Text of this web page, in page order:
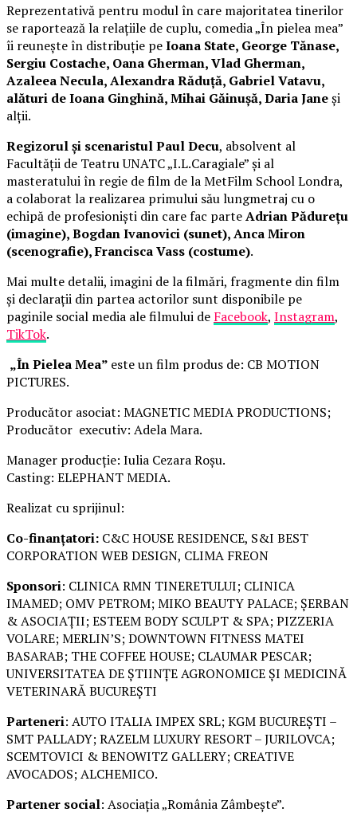
Reprezentativă pentru modul în care majoritatea tinerilor
se raportează la relațiile de cuplu, comedia „În pielea mea”
îi reunește în distribuție peIoana State, George Tănase,
Sergiu Costache, Oana Gherman, Vlad Gherman,
Azaleea Necula, Alexandra Răduță, Gabriel Vatavu,
alături de Ioana Ginghină, Mihai Găinușă, Daria Janeși
alții.
Regizorul și scenaristul Paul Decu, absolvent al
Facultății de Teatru UNATC „I.L.Caragiale” și al
masteratului în regie de film de la MetFilm School Londra,
a colaborat la realizarea primului său lungmetraj cu o
echipă de profesioniști din care fac parteAdrian Pădurețu
(imagine), Bogdan Ivanovici (sunet), Anca Miron
(scenografie), Francisca Vass (costume).
Mai multe detalii, imagini de la filmări, fragmente din film
și declarații din partea actorilor sunt disponibile pe
paginile social media ale filmului de Facebook, Instagram,
TikTok.
„În Pielea Mea” este un film produs de: CB MOTION
PICTURES.
Producător asociat: MAGNETIC MEDIA PRODUCTIONS;
Producător executiv: Adela Mara.
Manager producție: Iulia Cezara Roșu.
Casting: ELEPHANT MEDIA.
Realizat cu sprijinul:
Co-finanțatori: C&C HOUSE RESIDENCE, S&I BEST
CORPORATION WEB DESIGN, CLIMA FREON
Sponsori: CLINICA RMN TINERETULUI; CLINICA
IMAMED; OMV PETROM; MIKO BEAUTY PALACE; ȘERBAN
& ASOCIAȚII; ESTEEM BODY SCULPT & SPA; PIZZERIA
VOLARE; MERLIN’S; DOWNTOWN FITNESS MATEI
BASARAB; THE COFFEE HOUSE; CLAUMAR PESCAR;
UNIVERSITATEA DE ȘTIINȚE AGRONOMICE ȘI MEDICINĂ
VETERINARĂ BUCUREȘTI
Parteneri: AUTO ITALIA IMPEX SRL; KGM BUCUREȘTI –
SMT PALLADY; RAZELM LUXURY RESORT – JURILOVCA;
SCEMTOVICI & BENOWITZ GALLERY; CREATIVE
AVOCADOS; ALCHEMICO.
Partener social: Asociația „România Zâmbește”.